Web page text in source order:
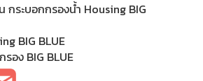
กระบอกกรองน้ำ Housing BIG
BIG BLUE
รอง BIG BLUE